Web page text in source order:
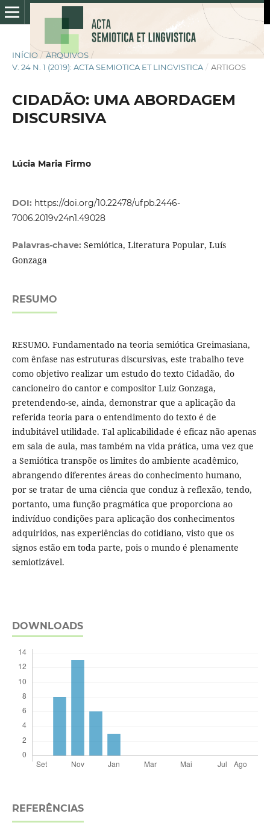
INÍCIO / ARQUIVOS /
V. 24 N. 1 (2019): ACTA SEMIOTICA ET LINGVISTICA / ARTIGOS
CIDADÃO: UMA ABORDAGEM
DISCURSIVA
Lúcia Maria Firmo
DOI: https://doi.org/10.22478/ufpb.2446-
7006.2019v24n1.49028
Palavras-chave: Semiótica, Literatura Popular, Luís
Gonzaga
RESUMO
RESUMO. Fundamentado na teoria semiótica Greimasiana,
com ênfase nas estruturas discursivas, este trabalho teve
como objetivo realizar um estudo do texto Cidadão, do
cancioneiro do cantor e compositor Luiz Gonzaga,
pretendendo-se, ainda, demonstrar que a aplicação da
referida teoria para o entendimento do texto é de
indubitável utilidade. Tal aplicabilidade é eficaz não apenas
em sala de aula, mas também na vida prática, uma vez que
a Semiótica transpõe os limites do ambiente acadêmico,
abrangendo diferentes áreas do conhecimento humano,
por se tratar de uma ciência que conduz à reflexão, tendo,
portanto, uma função pragmática que proporciona ao
indivíduo condições para aplicação dos conhecimentos
adquiridos, nas experiências do cotidiano, visto que os
signos estão em toda parte, pois o mundo é plenamente
semiotizável.
DOWNLOADS
REFERÊNCIAS